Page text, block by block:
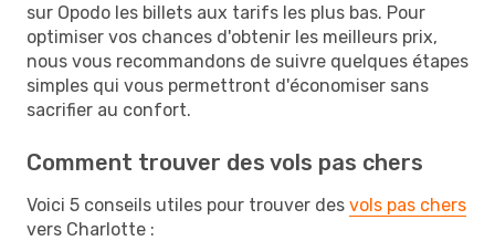
sur Opodo les billets aux tarifs les plus bas. Pour
optimiser vos chances d'obtenir les meilleurs prix,
nous vous recommandons de suivre quelques étapes
simples qui vous permettront d'économiser sans
sacrifier au confort.
Comment trouver des vols pas chers
Voici 5 conseils utiles pour trouver des vols pas chers
vers Charlotte :